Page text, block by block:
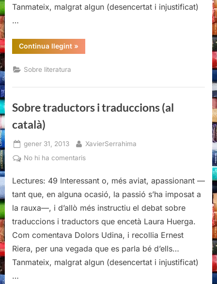
Tanmateix, malgrat algun (desencertat i injustificat)
…
Continua llegint“Sobre
traductors
»
Sobre literatura
Sobre traductors i traduccions (al
català)
Posted
on
gener 31, 2013 By
XavierSerrahima
No hi ha comentarisa
traductors
i
(al
català)
Lectures: 49 Interessant o, més aviat, apassionant —
tant que, en alguna ocasió, la passió s’ha imposat a
la rauxa—, i d’allò més instructiu el debat sobre
traduccions i traductors que encetà Laura Huerga.
Com comentava Dolors Udina, i recollia Ernest
Riera, per una vegada que es parla bé d’ells…
Tanmateix, malgrat algun (desencertat i injustificat)
…